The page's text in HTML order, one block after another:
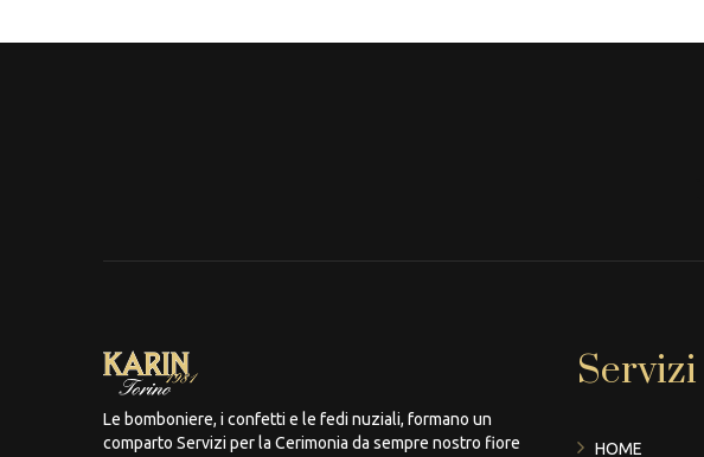
Le bomboniere, i confetti e le fedi nuziali, formano un
comparto Servizi per la Cerimonia da sempre nostro fiore
Servizi
HOME